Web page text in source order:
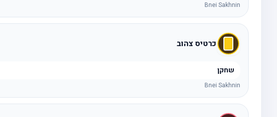
Bnei Sakhnin
כרטיס צהוב
שחקן
Bnei Sakhnin